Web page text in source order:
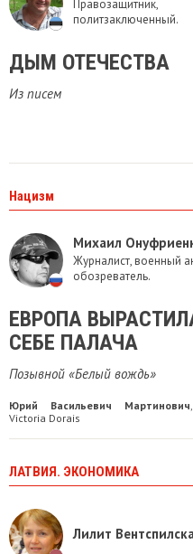
Правозащитник,
политзаключенный.
ДЫМ ОТЕЧЕСТВА
Из писем
Нацизм
Михаил
Журналист, военный
обозреватель.
ЕВРОПА
СЕБЕ ПАЛАЧА
Позывной «Белый вождь»
Юрий Васильевич Мартинович
Victoria Dorais
ЛАТВИЯ. ЭКОНОМИКА
Лилит